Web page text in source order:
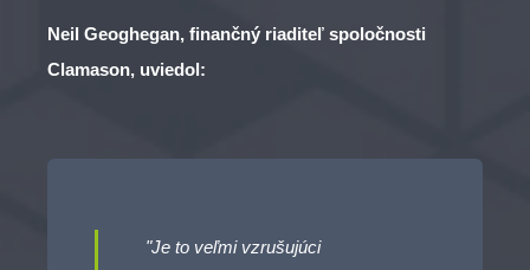
Neil Geoghegan, finančný riaditeľ spoločnosti
Clamason, uviedol:
"Je to veľmi vzrušujúci